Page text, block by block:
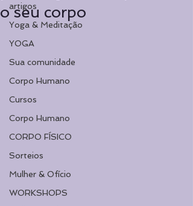
artigos
Yoga & Meditação
YOGA
Sua comunidade
Corpo Humano
Cursos
Corpo Humano
CORPO FÍSICO
Sorteios
Mulher & Ofício
WORKSHOPS
o seu corpo